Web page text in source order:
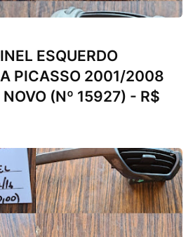
ESQUERDO
PICASSO 2001/2008
(Nº 15927) - R$